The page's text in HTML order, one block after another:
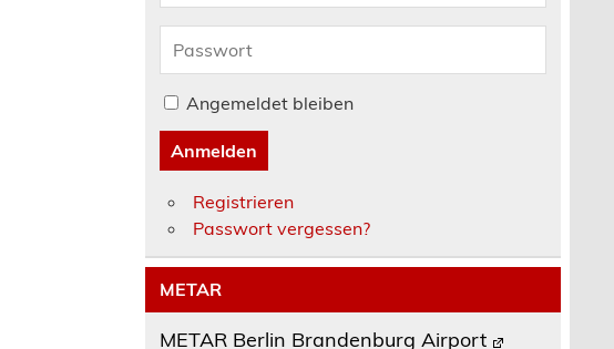
Angemeldet bleiben
Anmelden
Registrieren
Passwort vergessen?
METAR
METAR Berlin Brandenburg Airport